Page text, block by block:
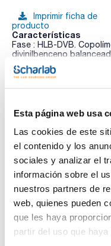
Esta página web usa
Las cookies de este
el contenido y los
sociales y analizar el
información sobre el
nuestros partners de
web, quienes pueden
que les haya
partir del uso que
Imprimir ficha de
producto
Características
Fase : HLB-DVB.
divinilbenceno
Aplicación : Para
polaridades. Mejor
Los cartuchos de
CLEAN® están
aislamiento y la
pesticidas, herbicidas,
bifenilos policlorados y
el medio ambiente. Con
y fritas de PTFE
matrices complejas, y
a niveles de
Los cartuchos
para cumplir con los
específicas y los
Ver más
Documentación
TDS / Ficha técnica
Regístrate para
descargas
SDS/ Hoja de seguridad
Regístrate para
descargas